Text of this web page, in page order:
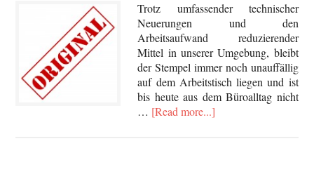
Trotz umfassender technischer
Neuerungen und den
Arbeitsaufwand reduzierender
Mittel in unserer Umgebung, bleibt
der Stempel immer noch unauffällig
auf dem Arbeitstisch liegen und ist
bis heute aus dem Büroalltag nicht
… [Read more...]